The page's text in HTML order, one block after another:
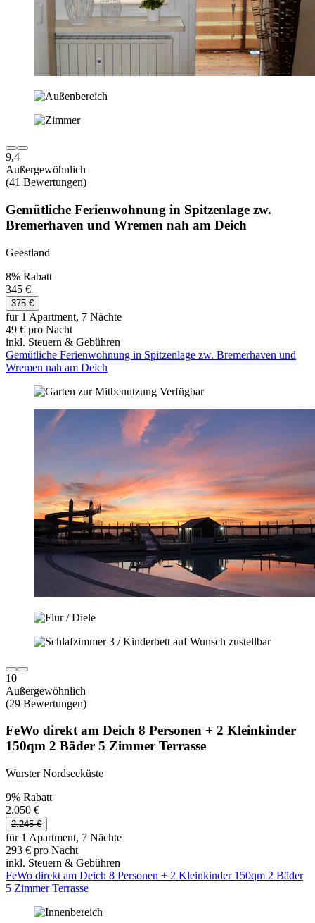
9,4
Außergewöhnlich
(41 Bewertungen)
Gemütliche Ferienwohnung in Spitzenlage zw.
Bremerhaven und Wremen nah am Deich
Geestland
8% Rabatt
345 €
375 €
für 1 Apartment, 7 Nächte
49 € pro Nacht
inkl. Steuern & Gebühren
Gemütliche Ferienwohnung in Spitzenlage zw. Bremerhaven und
Wremen nah am Deich
10
Außergewöhnlich
(29 Bewertungen)
FeWo direkt am Deich 8 Personen + 2 Kleinkinder
150qm 2 Bäder 5 Zimmer Terrasse
Wurster Nordseeküste
9% Rabatt
2.050 €
2.245 €
für 1 Apartment, 7 Nächte
293 € pro Nacht
inkl. Steuern & Gebühren
FeWo direkt am Deich 8 Personen + 2 Kleinkinder 150qm 2 Bäder
5 Zimmer Terrasse